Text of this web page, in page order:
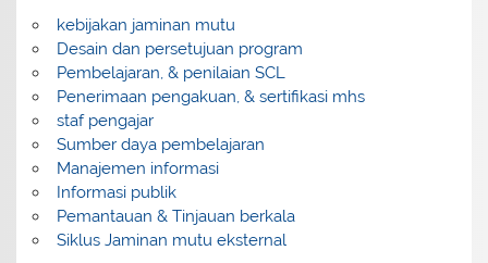
kebijakan jaminan mutu
Desain dan persetujuan program
Pembelajaran, & penilaian SCL
Penerimaan pengakuan, & sertifikasi mhs
staf pengajar
Sumber daya pembelajaran
Manajemen informasi
Informasi publik
Pemantauan & Tinjauan berkala
Siklus Jaminan mutu eksternal